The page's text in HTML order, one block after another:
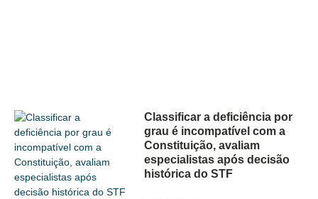
Classificar a deficiência por
grau é incompatível com a
Constituição, avaliam
especialistas após decisão
histórica do STF